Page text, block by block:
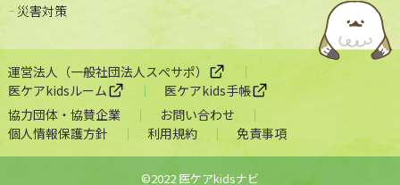
− 災害対策
運営法人（一般社団法人スぺサポ）
医ケアkidsルーム
医ケアkids手帳
協力団体・協賛企業
お問い合わせ
個人情報保護方針
利用規約 免責事項
©2022 医ケアkidsナビ